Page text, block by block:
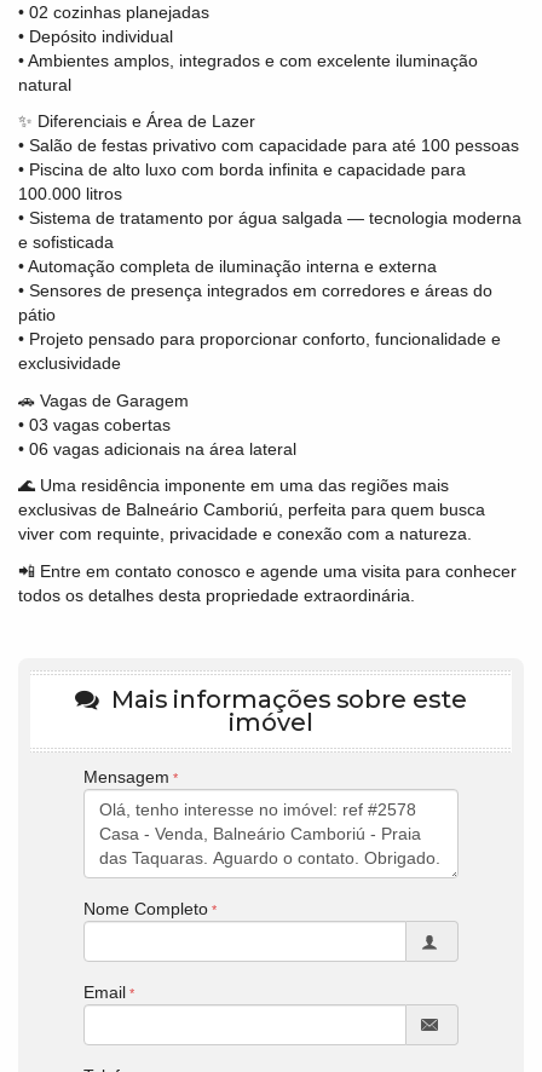
• 02 cozinhas planejadas
• Depósito individual
• Ambientes amplos, integrados e com excelente iluminação
natural
✨ Diferenciais e Área de Lazer
• Salão de festas privativo com capacidade para até 100 pessoas
• Piscina de alto luxo com borda infinita e capacidade para
100.000 litros
• Sistema de tratamento por água salgada — tecnologia moderna
e sofisticada
• Automação completa de iluminação interna e externa
• Sensores de presença integrados em corredores e áreas do
pátio
• Projeto pensado para proporcionar conforto, funcionalidade e
exclusividade
🚗 Vagas de Garagem
• 03 vagas cobertas
• 06 vagas adicionais na área lateral
🌊 Uma residência imponente em uma das regiões mais
exclusivas de Balneário Camboriú, perfeita para quem busca
viver com requinte, privacidade e conexão com a natureza.
📲 Entre em contato conosco e agende uma visita para conhecer
todos os detalhes desta propriedade extraordinária.
Mais informações sobre este
imóvel
Mensagem
Nome Completo
Email